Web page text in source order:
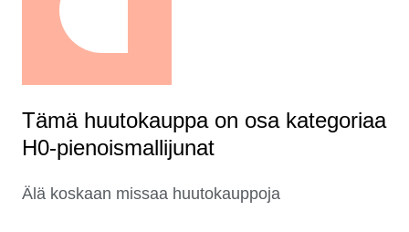
Tämä huutokauppa on osa kategoriaa
H0-pienoismallijunat
Älä koskaan missaa huutokauppoja